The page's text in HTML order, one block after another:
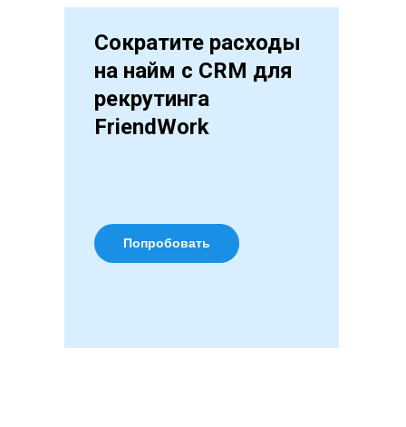
Сократите расходы
на найм с CRM для
рекрутинга
FriendWork
Попробовать